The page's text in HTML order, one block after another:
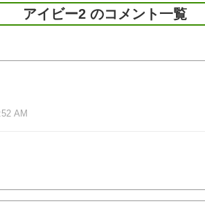
アイビー2 のコメント一覧
AM